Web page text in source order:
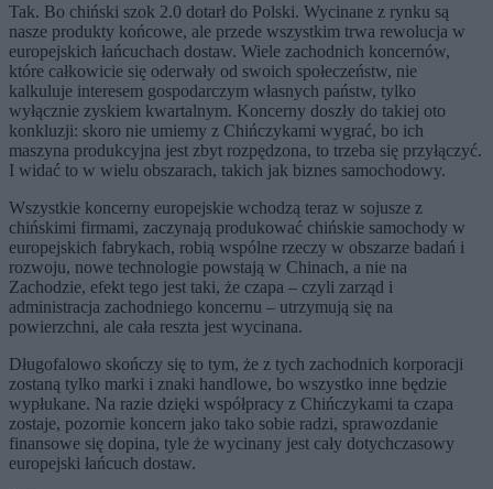
Tak. Bo chiński szok 2.0 dotarł do Polski. Wycinane z rynku są
nasze produkty końcowe, ale przede wszystkim trwa rewolucja w
europejskich łańcuchach dostaw. Wiele zachodnich koncernów,
które całkowicie się oderwały od swoich społeczeństw, nie
kalkuluje interesem gospodarczym własnych państw, tylko
wyłącznie zyskiem kwartalnym. Koncerny doszły do takiej oto
konkluzji: skoro nie umiemy z Chińczykami wygrać, bo ich
maszyna produkcyjna jest zbyt rozpędzona, to trzeba się przyłączyć.
I widać to w wielu obszarach, takich jak biznes samochodowy.
Wszystkie koncerny europejskie wchodzą teraz w sojusze z
chińskimi firmami, zaczynają produkować chińskie samochody w
europejskich fabrykach, robią wspólne rzeczy w obszarze badań i
rozwoju, nowe technologie powstają w Chinach, a nie na
Zachodzie, efekt tego jest taki, że czapa – czyli zarząd i
administracja zachodniego koncernu – utrzymują się na
powierzchni, ale cała reszta jest wycinana.
Długofalowo skończy się to tym, że z tych zachodnich korporacji
zostaną tylko marki i znaki handlowe, bo wszystko inne będzie
wypłukane. Na razie dzięki współpracy z Chińczykami ta czapa
zostaje, pozornie koncern jako tako sobie radzi, sprawozdanie
finansowe się dopina, tyle że wycinany jest cały dotychczasowy
europejski łańcuch dostaw.